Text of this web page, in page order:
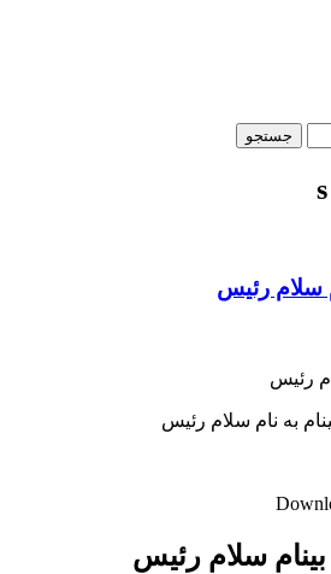
سلام رئیس
رئیس
سلام رئیس